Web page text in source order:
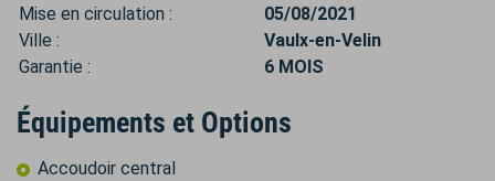
Mise en circulation :
05/08/2021
Ville :
Vaulx-en-Velin
Garantie :
6 MOIS
Équipements et Options
Accoudoir central